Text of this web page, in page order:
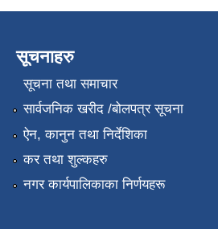
सूचनाहरु
सूचना तथा समाचार
सार्वजनिक खरीद /बोलपत्र सूचना
ऐन, कानुन तथा निर्देशिका
कर तथा शुल्कहरु
नगर कार्यपालिकाका निर्णयहरू